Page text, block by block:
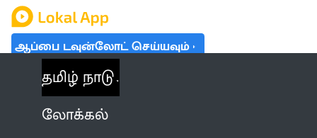
ஆப்பை டவுன்லோட் செய்யவும்
தமிழ் நாடு
லோக்கல்